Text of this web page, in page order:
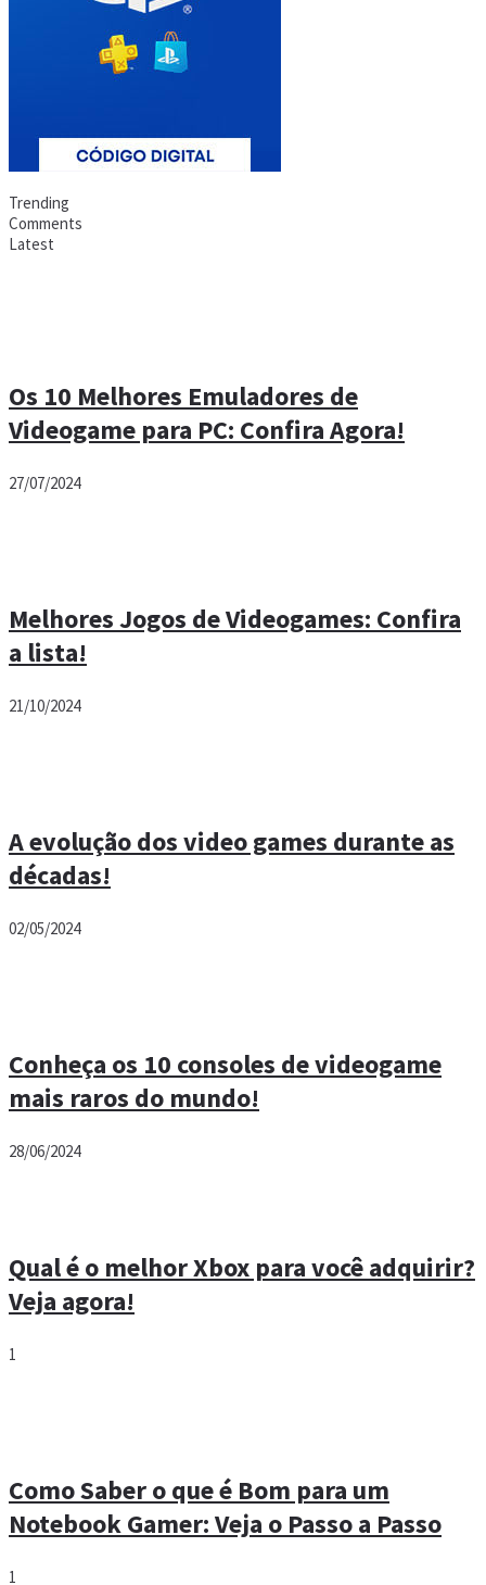
Trending
Comments
Latest
Os 10 Melhores Emuladores de
Videogame para PC: Confira Agora!
27/07/2024
Melhores Jogos de Videogames: Confira
a lista!
21/10/2024
A evolução dos video games durante as
décadas!
02/05/2024
Conheça os 10 consoles de videogame
mais raros do mundo!
28/06/2024
Qual é o melhor Xbox para você adquirir?
Veja agora!
1
Como Saber o que é Bom para um
Notebook Gamer: Veja o Passo a Passo
1